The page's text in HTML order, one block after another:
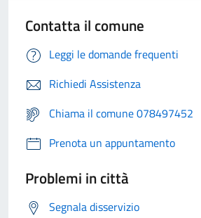
Contatta il comune
Leggi le domande frequenti
Richiedi Assistenza
Chiama il comune 078497452
Prenota un appuntamento
Problemi in città
Segnala disservizio